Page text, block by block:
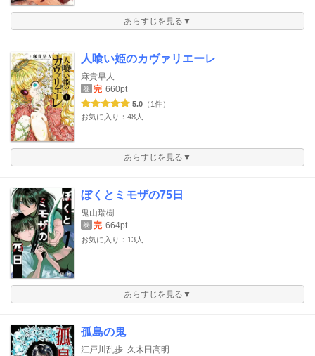
あらすじを見る▼
人喰い姫のカヴァリエーレ
麻貴早人
巻 完 660pt
5.0 （1件）
お気に入り：48人
あらすじを見る▼
ぼくとミモザの75日
鬼山瑞樹
巻 完 664pt
お気に入り：13人
あらすじを見る▼
孤島の鬼
江戸川乱歩 久木田高明